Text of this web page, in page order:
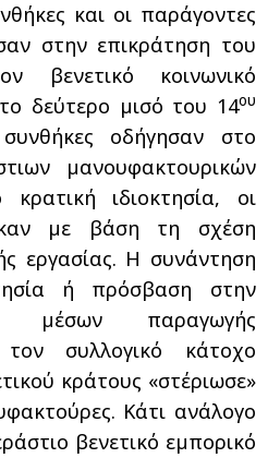
και οι παράγοντες
στην επικράτηση του
βενετικό κοινωνικό
δεύτερο μισό του 14ου
οδήγησαν στο
μανουφακτουρικών
κρατική ιδιοκτησία, οι
με βάση τη σχέση
εργασίας. Η συνάντηση
ή πρόσβαση στην
μέσων παραγωγής
συλλογικό κάτοχο
κράτους «στέριωσε»
Κάτι ανάλογο
βενετικό εμπορικό